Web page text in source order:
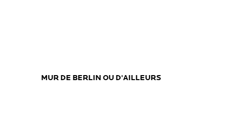
MUR DE BERLIN OU D'AILLEURS